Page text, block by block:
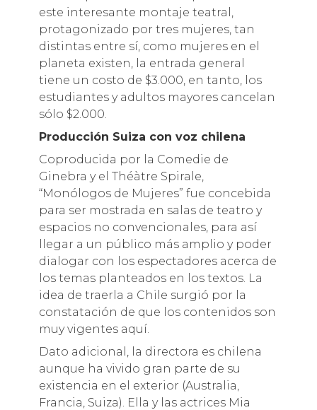
este interesante montaje teatral,
protagonizado por tres mujeres, tan
distintas entre sí, como mujeres en el
planeta existen, la entrada general
tiene un costo de $3.000, en tanto, los
estudiantes y adultos mayores cancelan
sólo $2.000.
Producción Suiza con voz chilena
Coproducida por la Comedie de
Ginebra y el Théàtre Spirale,
“Monólogos de Mujeres” fue concebida
para ser mostrada en salas de teatro y
espacios no convencionales, para así
llegar a un público más amplio y poder
dialogar con los espectadores acerca de
los temas planteados en los textos. La
idea de traerla a Chile surgió por la
constatación de que los contenidos son
muy vigentes aquí.
Dato adicional, la directora es chilena
aunque ha vivido gran parte de su
existencia en el exterior (Australia,
Francia, Suiza). Ella y las actrices Mia